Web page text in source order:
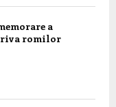
a
romilor